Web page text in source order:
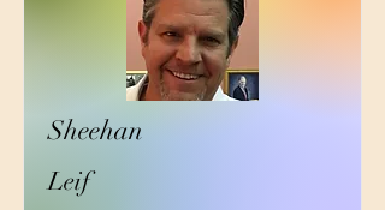
Sheehan
Leif